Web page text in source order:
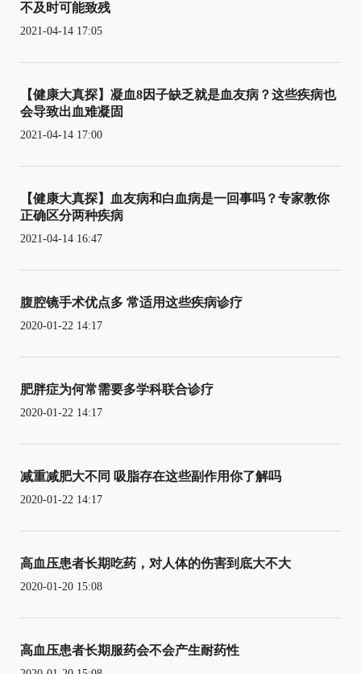
不及时可能致残
2021-04-14 17:05
【健康大真探】凝血8因子缺乏就是血友病？这些疾病也
会导致出血难凝固
2021-04-14 17:00
【健康大真探】血友病和白血病是一回事吗？专家教你
正确区分两种疾病
2021-04-14 16:47
腹腔镜手术优点多 常适用这些疾病诊疗
2020-01-22 14:17
肥胖症为何常需要多学科联合诊疗
2020-01-22 14:17
减重减肥大不同 吸脂存在这些副作用你了解吗
2020-01-22 14:17
高血压患者长期吃药，对人体的伤害到底大不大
2020-01-20 15:08
高血压患者长期服药会不会产生耐药性